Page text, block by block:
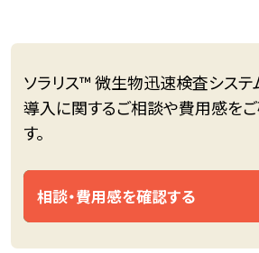
ソラリス™ 微生物迅速検査システ
導入に関するご相談や費用感を
す。
相談・費用感を確認する